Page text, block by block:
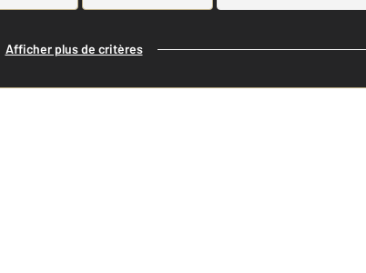
Afficher plus de critères